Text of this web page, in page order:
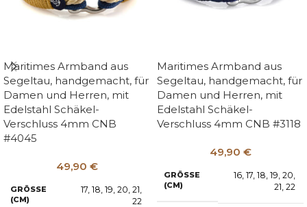
Maritimes Armband aus
Segeltau, handgemacht, für
Damen und Herren, mit
Edelstahl Schäkel-
Verschluss 4mm CNB
#4045
49,90 €
GRÖSSE (
CM)
17 18 19 20 21
22
Maritimes Armband aus
Segeltau, handgemacht, für
Damen und Herren, mit
Edelstahl Schäkel-
Verschluss 4mm CNB #3118
49,90 €
GRÖSSE (
CM)
16 17 18 19 20
21 22